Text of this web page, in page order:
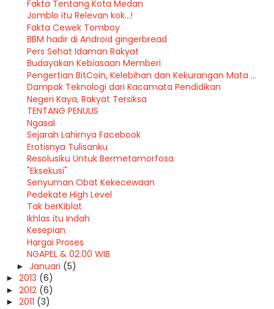
Fakta Tentang Kota Medan
Jomblo itu Relevan kok...!
Fakta Cewek Tomboy
BBM hadir di Android gingerbread
Pers Sehat Idaman Rakyat
Budayakan Kebiasaan Memberi
Pengertian BitCoin, Kelebihan dan Kekurangan Mata ...
Dampak Teknologi dari Kacamata Pendidikan
Negeri Kaya, Rakyat Tersiksa
TENTANG PENULIS
Ngasal
Sejarah Lahirnya Facebook
Erotisnya Tulisanku
Resolusiku Untuk Bermetamorfosa
"Eksekusi"
Senyuman Obat Kekecewaan
Pedekate High Level
Tak berKiblat
Ikhlas itu Indah
Kesepian
Hargai Proses
NGAPEL & 02.00 WIB
► Januari (5)
► 2013 (6)
► 2012 (6)
► 2011 (3)